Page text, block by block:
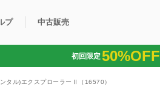
購入可能商品カリトケとは？
プ
Q&A
中古販売
中古販売商品 ブランド一覧
初回限定50%OFF
タル)エクスプローラーⅡ（16570）